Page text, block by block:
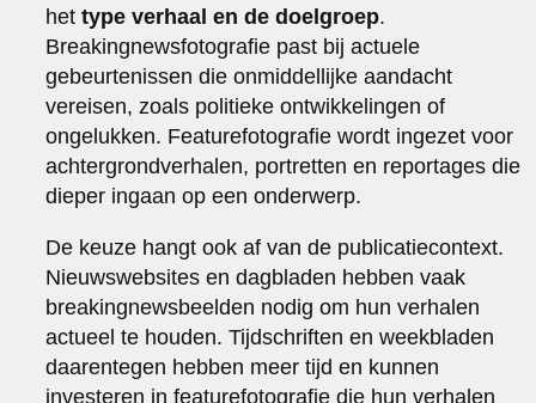
hettype verhaal en de doelgroep.
Breakingnewsfotografie past bij actuele
gebeurtenissen die onmiddellijke aandacht
vereisen, zoals politieke ontwikkelingen of
ongelukken. Featurefotografie wordt ingezet voor
achtergrondverhalen, portretten en reportages die
dieper ingaan op een onderwerp.
De keuze hangt ook af van de publicatiecontext.
Nieuwswebsites en dagbladen hebben vaak
breakingnewsbeelden nodig om hun verhalen
actueel te houden. Tijdschriften en weekbladen
daarentegen hebben meer tijd en kunnen
investeren in featurefotografie die hun verhalen